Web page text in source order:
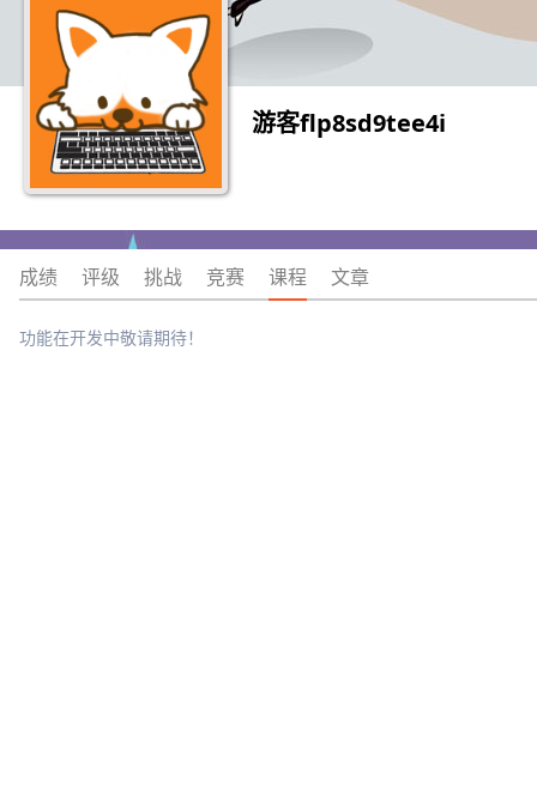
游客flp8sd9tee4i
成绩 评级 挑战 竞赛 课程 文章
功能在开发中敬请期待！